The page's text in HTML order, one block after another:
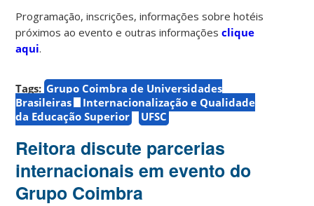
Programação, inscrições, informações sobre hotéis
próximos ao evento e outras informaçõesclique
aqui.
Tags: Grupo Coimbra de Universidades
Brasileiras
Internacionalização e Qualidade
da Educação Superior
UFSC
Reitora discute parcerias
internacionais em evento do
Grupo Coimbra